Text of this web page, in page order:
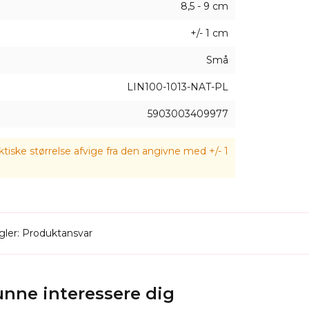
din stofemballage. Vi skræddersyer dem til dit
linnedposer
8,5 - 9 cm
+/- 1 cm
Små
LIN100-1013-NAT-PL
5903003409977
størrelse afvige fra den angivne med +/- 1
Produktansvar
interessere dig